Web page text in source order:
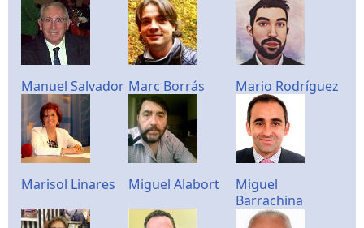
Manuel Salvador Marc Borrás Mario Rodríguez
Marisol Linares Miguel Alabort
Miguel
Barrachina